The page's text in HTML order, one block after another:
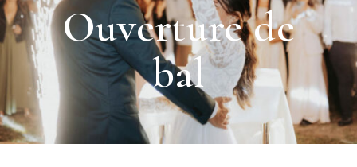
Ouverture de
bal